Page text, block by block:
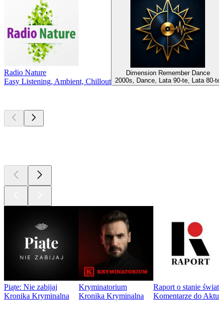
Radio Nature
Easy Listening, Ambient, Chillout
Dimension Remember Dance
2000s, Dance, Lata 90-te, Lata 80-te
Piąte: Nie zabijaj
Kronika Kryminalna
Kryminatorium
Kronika Kryminalna
Raport o stanie
Komentarze do